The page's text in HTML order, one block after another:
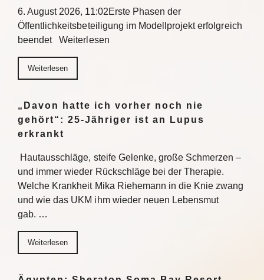
6. August 2026, 11:02Erste Phasen der
Öffentlichkeitsbeteiligung im Modellprojekt erfolgreich
beendet Weiterlesen
Weiterlesen
„Davon hatte ich vorher noch nie
gehört“: 25-Jähriger ist an Lupus
erkrankt
Hautausschläge, steife Gelenke, große Schmerzen –
und immer wieder Rückschläge bei der Therapie.
Welche Krankheit Mika Riehemann in die Knie zwang
und wie das UKM ihm wieder neuen Lebensmut
gab. …
Weiterlesen